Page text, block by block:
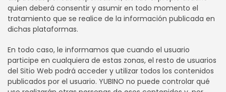
quien deberá consentir y asumir en todo momento el
tratamiento que se realice de la información publicada en
dichas plataformas.
En todo caso, le informamos que cuando el usuario
participe en cualquiera de estas zonas, el resto de usuarios
del Sitio Web podrá acceder y utilizar todos los contenidos
publicados por el usuario. YUBINO no puede controlar qué